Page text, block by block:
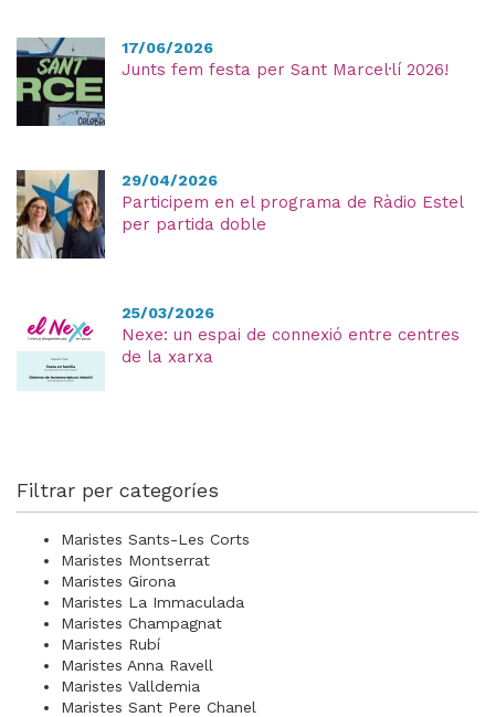
17/06/2026
Junts fem festa per Sant Marcel·lí 2026!
29/04/2026
Participem en el programa de Ràdio Estel
per partida doble
25/03/2026
Nexe: un espai de connexió entre centres
de la xarxa
Filtrar per categoríes
Maristes Sants-Les Corts
Maristes Montserrat
Maristes Girona
Maristes La Immaculada
Maristes Champagnat
Maristes Rubí
Maristes Anna Ravell
Maristes Valldemia
Maristes Sant Pere Chanel